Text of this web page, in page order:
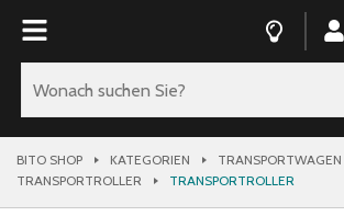
BITO SHOP KATEGORIEN
TRANSPORTWAGEN
TRANSPORTROLLER
TRANSPORTROLLER